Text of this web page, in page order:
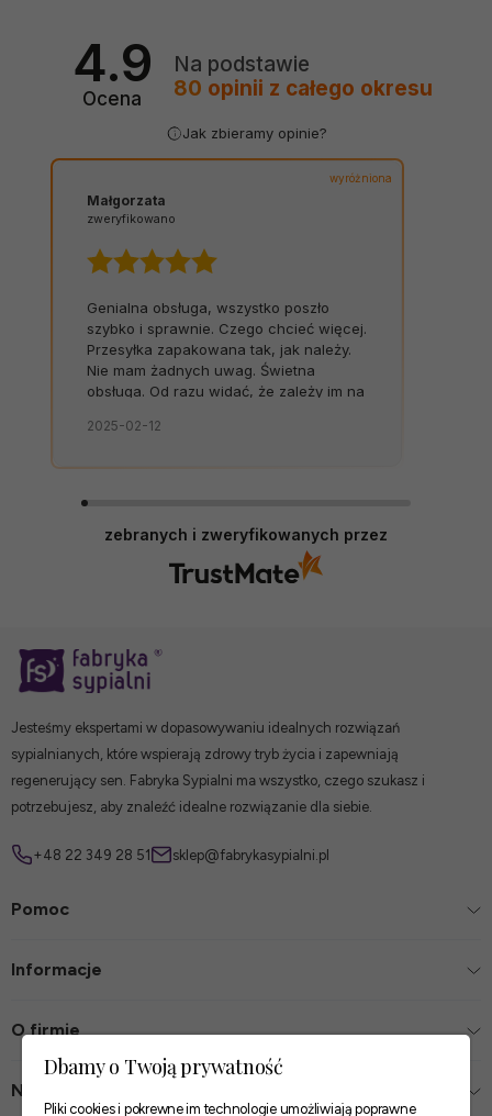
4.9
Ocena
Na podstawie
80 opinii z całego okresu
Jak zbieramy opinie?
wyróżniona
Małgorzata
zweryfikowano
Genialna obsługa, wszystko poszło
szybko i sprawnie. Czego chcieć więcej.
Przesyłka zapakowana tak, jak należy.
Nie mam żadnych uwag. Świetna
obsługa. Od razu widać, że zależy im na
czas, bez zbędnych nerwów. Sklep bez
2025-02-12
zebranych i zweryfikowanych przez
Jesteśmy ekspertami w dopasowywaniu idealnych rozwiązań
sypialnianych, które wspierają zdrowy tryb życia i zapewniają
regenerujący sen. Fabryka Sypialni ma wszystko, czego szukasz i
potrzebujesz, aby znaleźć idealne rozwiązanie dla siebie.
+48 22 349 28 51 sklep@fabrykasypialni.pl
Pomoc
Informacje
O firmie
Nasze sklepy
Dbamy o Twoją prywatność
Pliki cookies i pokrewne im technologie umożliwiają poprawne